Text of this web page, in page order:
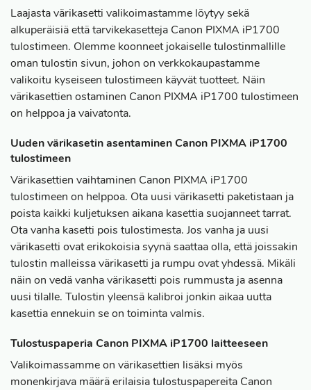
Laajasta värikasetti valikoimastamme löytyy sekä
alkuperäisiä että tarvikekasetteja Canon PIXMA iP1700
tulostimeen. Olemme koonneet jokaiselle tulostinmallille
oman tulostin sivun, johon on verkkokaupastamme
valikoitu kyseiseen tulostimeen käyvät tuotteet. Näin
värikasettien ostaminen Canon PIXMA iP1700 tulostimeen
on helppoa ja vaivatonta.
Uuden värikasetin asentaminen Canon PIXMA iP1700
tulostimeen
Värikasettien vaihtaminen Canon PIXMA iP1700
tulostimeen on helppoa. Ota uusi värikasetti paketistaan ja
poista kaikki kuljetuksen aikana kasettia suojanneet tarrat.
Ota vanha kasetti pois tulostimesta. Jos vanha ja uusi
värikasetti ovat erikokoisia syynä saattaa olla, että joissakin
tulostin malleissa värikasetti ja rumpu ovat yhdessä. Mikäli
näin on vedä vanha värikasetti pois rummusta ja asenna
uusi tilalle. Tulostin yleensä kalibroi jonkin aikaa uutta
kasettia ennekuin se on toiminta valmis.
Tulostuspaperia Canon PIXMA iP1700 laitteeseen
Valikoimassamme on värikasettien lisäksi myös
monenkirjava määrä erilaisia tulostuspapereita Canon